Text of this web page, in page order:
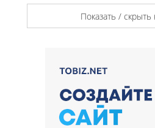
Показать / скрыть